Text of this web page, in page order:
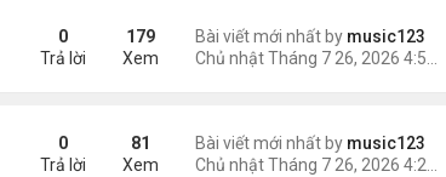
Bài viết mới nhất by music123
0
Trả lời
179
Xem
Bài viết mới nhất by music123
0
Trả lời
81
Xem